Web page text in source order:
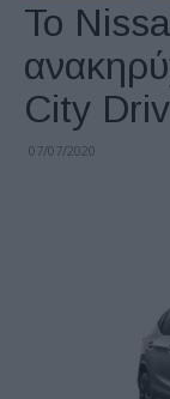
To
City
07/07/2020